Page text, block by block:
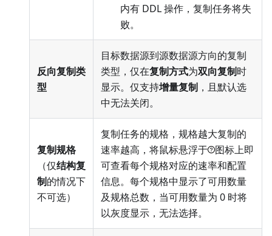
内有 DDL 操作，复制任务将失
败。
反向复制类
型
目标数据源到源数据源方向的复制
类型，仅在复制方式为双向复制时
显示。仅支持增量复制 ，且默认选
中无法关闭。
复制规格
（仅结构复
制的情况下
不可选）
复制任务的规格，规格越大复制的
速率越高，将鼠标悬浮于 图标上即
可查看每个规格对应的速率和配置
信息。每个规格中显示了可用数量
及规格总数，当可用数量为 0 时将
以灰度显示，无法选择。